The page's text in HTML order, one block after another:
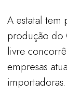
A estatal tem
produção do
livre
empresas
importadoras.